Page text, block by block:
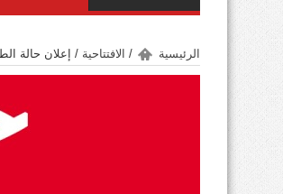
الرئيسية / الافتتاحية / إعلان حالة